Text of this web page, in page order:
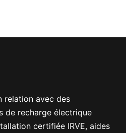
relation avec des
de recharge électrique
certifiée IRVE, aides